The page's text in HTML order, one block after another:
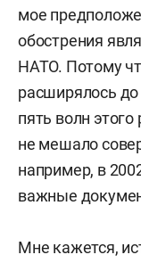
мое
обострения
НАТО. Потому
расширялось
пять волн
не мешало
например, в
важные
Мне кажется,